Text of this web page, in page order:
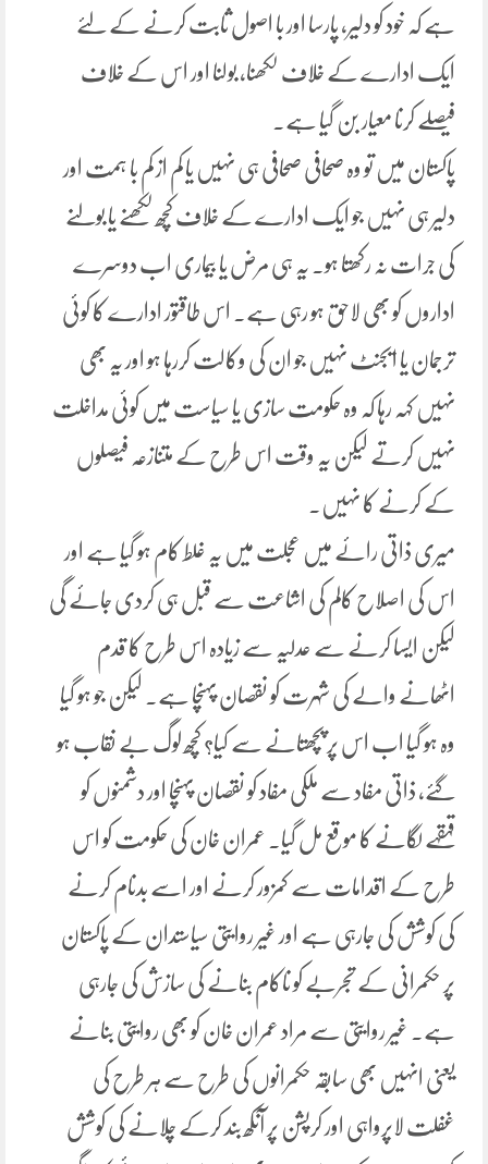
ہے کہ خود کو دلیر، پارسا اور با اصول ثابت کرنے کے لئے
ایک ادارے کے خلاف لکھنا، بولنا اور اس کے خلاف
فیصلے کرنا معیار بن گیا ہے۔
پاکستان میں تو وہ صحافی صحافی ہی نہیں یا کم از کم با ہمت اور
دلیر ہی نہیں جو ایک ادارے کے خلاف کچھ لکھنے یا بولنے
کی جرات نہ رکھتا ہو۔ یہ ہی مرض یا بیماری اب دوسرے
اداروں کو بھی لاحق ہو رہی ہے۔ اس طاقتور ادارے کا کوئی
ترجمان یا ایجنٹ نہیں جو ان کی وکالت کررہا ہو اور یہ بھی
نہیں کہہ رہا کہ وہ حکومت سازی یا سیاست میں کوئی مداخلت
نہیں کرتے لیکن یہ وقت اس طرح کے متنازعہ فیصلوں
کے کرنے کا نہیں۔
میری ذاتی رائے میں عجلت میں یہ غلط کام ہو گیا ہے اور
اس کی اصلاح کالم کی اشاعت سے قبل ہی کردی جائے گی
لیکن ایسا کرنے سے عدلیہ سے زیادہ اس طرح کا قدم
اٹھانے والے کی شہرت کو نقصان پہنچا ہے۔ لیکن جو ہو گیا
وہ ہو گیا اب اس پر پچھتانے سے کیا؟ کچھ لوگ بے نقاب ہو
گئے، ذاتی مفاد سے ملکی مفاد کو نقصان پہنچا اور دشمنوں کو
قہقہے لگانے کا موقع مل گیا۔ عمران خان کی حکومت کو اس
طرح کے اقدامات سے کمزور کرنے اور اسے بدنام کرنے
کی کوشش کی جارہی ہے اور غیر روایتی سیاستدان کے پاکستان
پر حکمرانی کے تجربے کو ناکام بنانے کی سازش کی جارہی
ہے۔ غیر روایتی سے مراد عمران خان کو بھی روایتی بنانے
یعنی انہیں بھی سابقہ حکمرانوں کی طرح سے ہر طرح کی
غفلت لاپرواہی اور کرپشن پر آنکھ بند کرکے چلانے کی کوشش